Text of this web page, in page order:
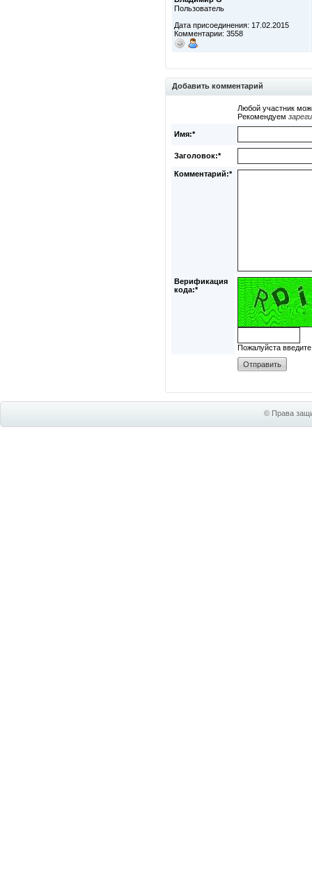
Пользователь
Дата присоединения: 17.02.2015
Комментарии: 3558
Добавить комментарий
Любой участник
Рекомендуем
Имя:*
Заголовок:*
Комментарий:*
Верификация
кода:*
Пожалуйста
© Права